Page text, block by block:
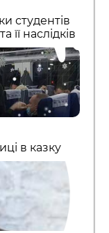
студентів
її наслідків
в казку